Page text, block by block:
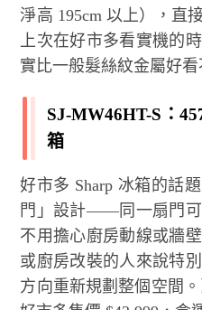
淨高 195cm 以上），直
上次在好市多看實機的
實比一般髮絲紋金屬好看
SJ-MW46HT-S：
箱
好市多 Sharp 冰箱的話
門」設計——同一扇門
不用擔心廚房動線或牆
或廚房改裝的人來說特
方向重新規劃整個空間